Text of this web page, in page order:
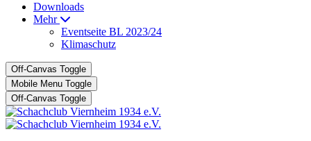
Downloads
Mehr
Eventseite BL 2023/24
Klimaschutz
Off-Canvas Toggle
Mobile Menu Toggle
Off-Canvas Toggle